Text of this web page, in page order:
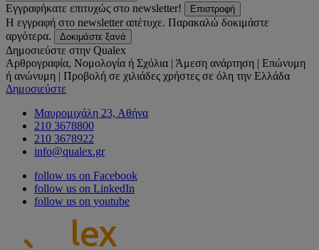
Εγγραφήκατε επιτυχώς στο newsletter!
Επιστροφή
Η εγγραφή στο newsletter απέτυχε. Παρακαλώ δοκιμάστε
αργότερα.
Δοκιμάστε ξανά
Δημοσιεύστε στην Qualex
Αρθρογραφία, Νομολογία ή Σχόλια | Άμεση ανάρτηση | Επώνυμη
ή ανώνυμη | Προβολή σε χιλιάδες χρήστες σε όλη την Ελλάδα
Δημοσιεύστε
Μαυρομιχάλη 23, Αθήνα
210 3678800
210 3678922
info@qualex.gr
follow us on Facebook
follow us on LinkedIn
follow us on youtube